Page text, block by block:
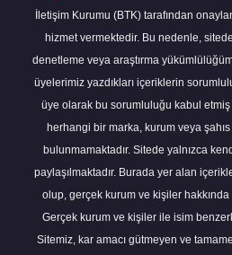
İletişim Kurumu (BTK) tarafından
hizmet vermektedir. Bu nedenle,
denetleme veya araştırma
üyelerimiz yazdıkları içeriklerin
üye olarak bu sorumluluğu kabul etmiş
herhangi bir marka, kurum veya
bulunmamaktadır. Sitede yalnızca
paylaşılmaktadır. Burada yer alan
olup, gerçek kurum ve kişiler hakkında
Gerçek kurum ve kişiler ile isim
Sitemiz, kar amacı gütmeyen ve